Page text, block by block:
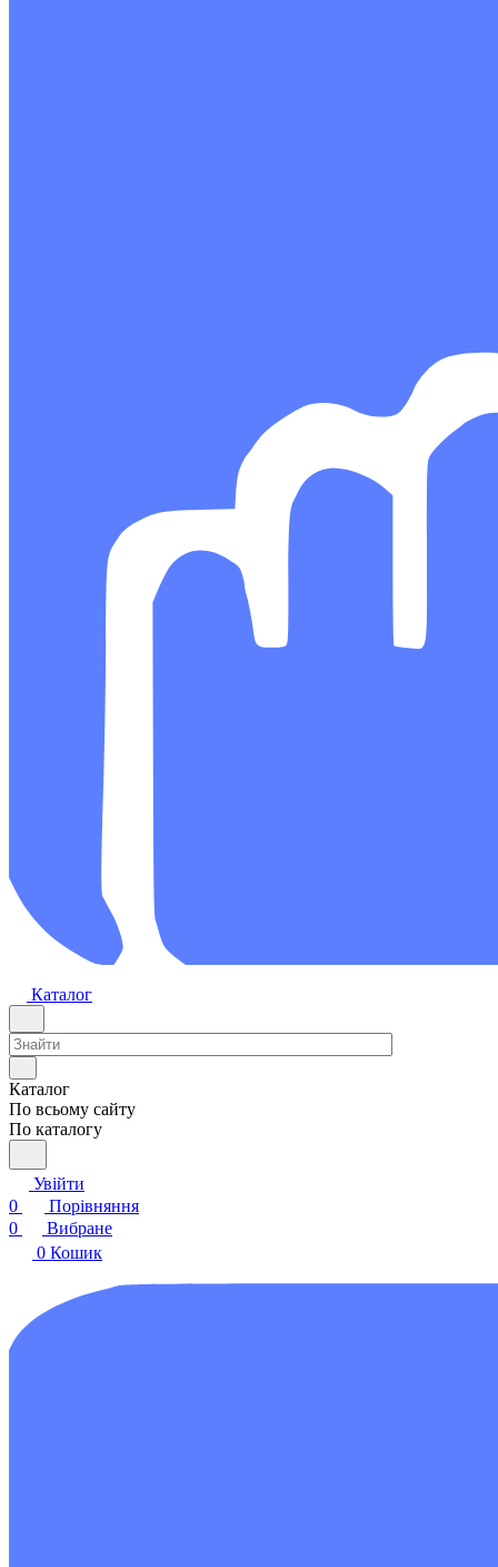
Каталог
Каталог
По всьому сайту
По каталогу
Увійти
0
Порівняння
0
Вибране
0 Кошик